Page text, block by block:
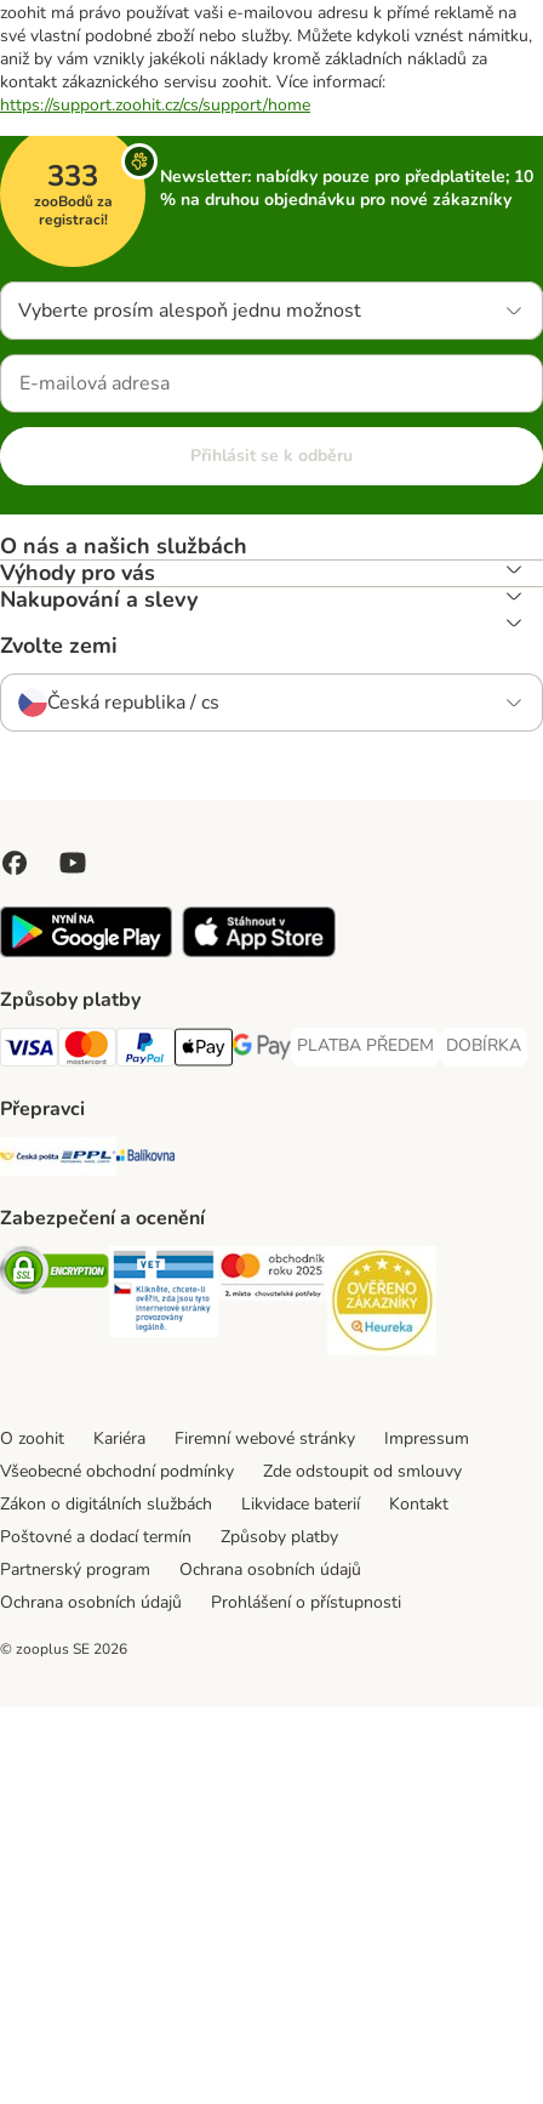
zoohit má právo používat vaši e-mailovou adresu k přímé reklamě na
své vlastní podobné zboží nebo služby. Můžete kdykoli vznést námitku,
aniž by vám vznikly jakékoli náklady kromě základních nákladů za
kontakt zákaznického servisu zoohit. Více informací:
https://support.zoohit.cz/cs/support/home
333
zooBodů za
registraci!
Newsletter: nabídky pouze pro předplatitele; 10
% na druhou objednávku pro nové zákazníky
Vyberte prosím alespoň jednu možnost
Přihlásit se k odběru
O nás a našich službách
Výhody pro vás
Nakupování a slevy
Zvolte zemi
Česká republika / cs
Způsoby platby
Visa Payment Method
Mastercard Payment Method
PayPal Payment Method
Apple pay Payment Method
GooglePay Payment Method
PLATBA PŘEDEM
PLATBA PŘEDEM Payment
DOBÍRKA
DOBÍRKA
Přepravci
Česká pošta Shipping Method
PPL Shipping Method
Balíkovna Shipping Method
Zabezpečení a ocenění
Security Security Security
O zoohit Kariéra Firemní webové stránky
Impressum
Všeobecné obchodní podmínky
Zde odstoupit od smlouvy
Zákon o digitálních službách
Likvidace baterií
Kontakt
Poštovné a dodací termín
Způsoby platby
Partnerský program
Ochrana osobních údajů
Ochrana osobních údajů
Prohlášení o přístupnosti
© zooplus SE 2026